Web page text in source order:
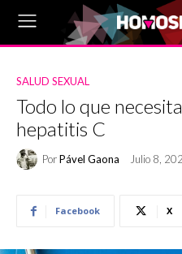
SALUD SEXUAL
Todo lo que
hepatitis C
PorPável Gaona Julio 8,
Facebook X